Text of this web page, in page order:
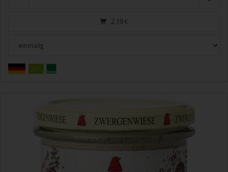
2,19 €